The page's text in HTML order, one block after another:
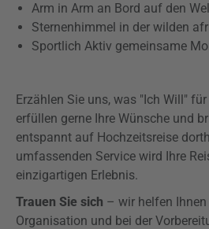
Arm in Arm an Bord auf den
Sternenhimmel in der wilden
Sportlich Aktiv gemeinsame
Erzählen Sie uns, was "Ich Will"
erfüllen gerne Ihre Wünsche und
entspannt auf Hochzeitsreise
umfassenden Service wird Ihre
einzigartigen Erlebnis.
Trauen Sie sich – wir helfen Ihnen
Organisation und bei der